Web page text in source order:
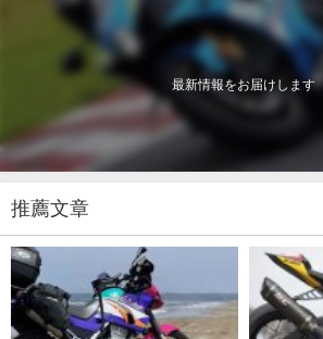
最新情報をお届けします
推薦文章